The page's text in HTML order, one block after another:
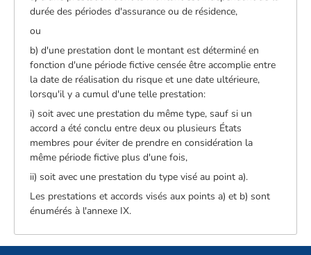
durée des périodes d'assurance ou de résidence,
ou
b) d'une prestation dont le montant est déterminé en
fonction d'une période fictive censée être accomplie entre
la date de réalisation du risque et une date ultérieure,
lorsqu'il y a cumul d'une telle prestation:
i) soit avec une prestation du même type, sauf si un
accord a été conclu entre deux ou plusieurs États
membres pour éviter de prendre en considération la
même période fictive plus d'une fois,
ii) soit avec une prestation du type visé au point a).
Les prestations et accords visés aux points a) et b) sont
énumérés à l'annexe IX.